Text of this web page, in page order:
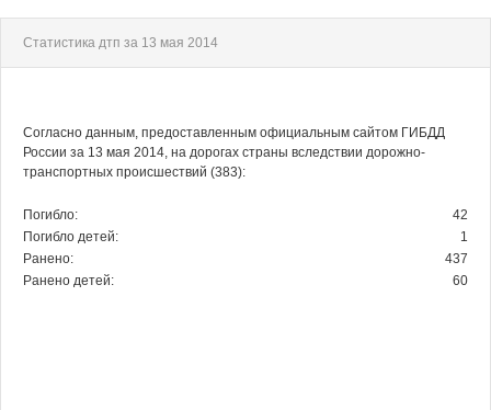
Статистика дтп за 13 мая 2014
Согласно данным, предоставленным официальным сайтом ГИБДД
России за 13 мая 2014, на дорогах страны вследствии дорожно-
транспортных происшествий (383):
Погибло:
42
Погибло детей:
1
Ранено:
437
Ранено детей:
60